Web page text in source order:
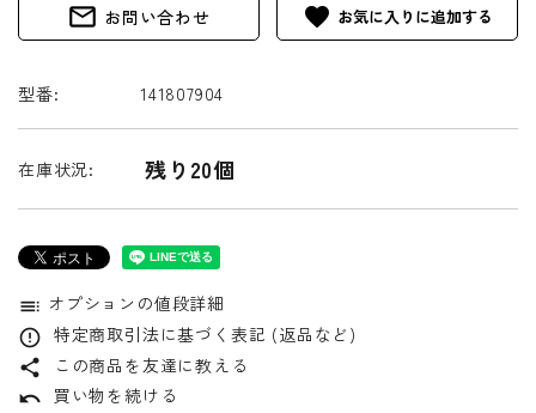
mail_outline お問い合わせ favorite
型番: 141807904
在庫状況: 残り20個
toc オプションの値段詳細
error_outline 特定商取引法に基づく表記 (返品など)
share
この商品を友達に教える
undo 買い物を続ける